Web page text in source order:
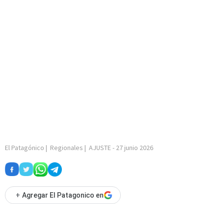
El Patagónico | Regionales | AJUSTE- 27 junio 2026
+ Agregar El Patagonico en